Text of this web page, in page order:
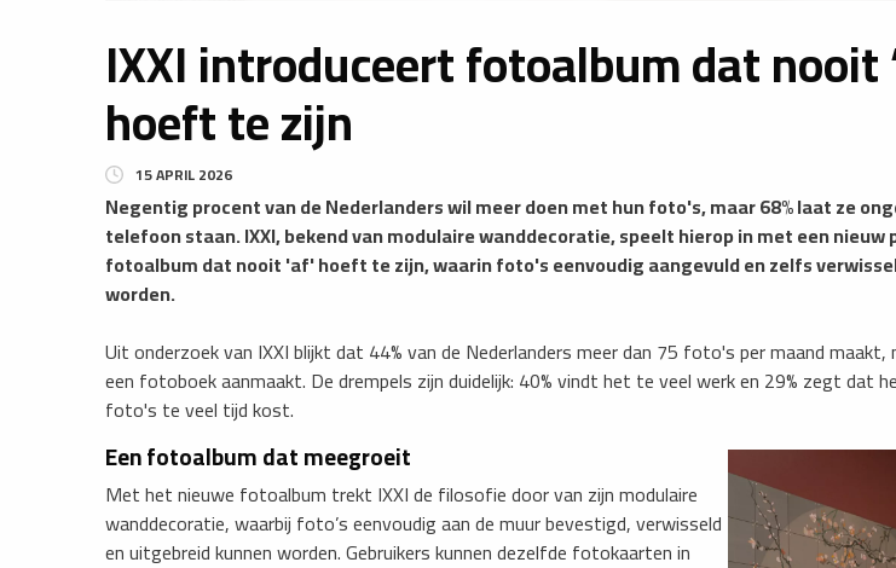
IXXI introduceert fotoalbum dat nooit
hoeft te zijn
15 APRIL 2026
Negentig procent van de Nederlanders wil meer doen met hun foto's, maar 68% laat ze
telefoon staan. IXXI, bekend van modulaire wanddecoratie, speelt hierop in met een nieuw
fotoalbum dat nooit 'af' hoeft te zijn, waarin foto's eenvoudig aangevuld en zelfs
worden.
Uit onderzoek van IXXI blijkt dat 44% van de Nederlanders meer dan 75 foto's per maand maakt,
een fotoboek aanmaakt. De drempels zijn duidelijk: 40% vindt het te veel werk en 29% zegt dat
foto's te veel tijd kost.
Een fotoalbum dat meegroeit
Met het nieuwe fotoalbum trekt IXXI de filosofie door van zijn modulaire
wanddecoratie, waarbij foto’s eenvoudig aan de muur bevestigd, verwisseld
en uitgebreid kunnen worden. Gebruikers kunnen dezelfde fotokaarten in